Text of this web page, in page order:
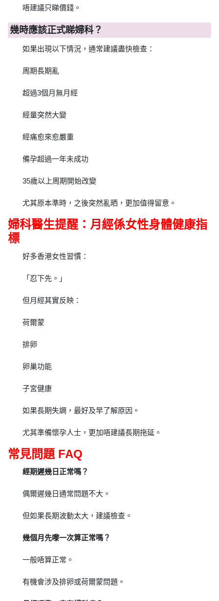
唔建議只睇價錢。
幾時應該正式睇婦科？
如果出現以下情況，通常建議盡快檢查：
周期長期亂
超過3個月無月經
經量突然大變
經痛愈來愈嚴重
備孕超過一年未成功
35歲以上周期開始改變
尤其原本準時，之後突然亂晒，更加值得留意。
婦科醫生提醒：月經係女性身體健康指
標
好多香港女性習慣：
「忍下先。」
但月經其實反映：
荷爾蒙
排卵
卵巢功能
子宮健康
如果長期失調，最好及早了解原因。
尤其準備懷孕人士，更加唔建議長期拖延。
常見問題 FAQ
經期遲幾日正常嗎？
偶爾遲幾日通常問題不大。
但如果長期波動太大，建議檢查。
幾個月先嚟一次算正常嗎？
一般唔算正常。
有機會涉及排卵或荷爾蒙問題。